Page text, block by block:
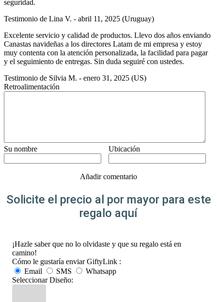
seguridad.
Testimonio de Lina V. - abril 11, 2025 (Uruguay)
Excelente servicio y calidad de productos. Llevo dos años enviando
Canastas navideñas a los directores Latam de mi empresa y estoy
muy contenta con la atención personalizada, la facilidad para pagar
y el seguimiento de entregas. Sin duda seguiré con ustedes.
Testimonio de Silvia M. - enero 31, 2025 (US)
Retroalimentación
Su nombre Ubicación
Añadir comentario
Solicite el precio al por mayor para este
regalo aquí
¡Hazle saber que no lo olvidaste y que su regalo está en
camino!
Cómo le gustaría enviar GiftyLink :
Email
SMS
Whatsapp
Seleccionar Diseño: